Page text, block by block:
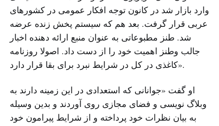
وارد بازار شد در کانون توجه افکار عمومی در کشورهای
عربی قرار گرفت. بعد هم که سیستم پخش زنده عرضه
شد. طنز مطبوعاتی به عنوان منبع ارائه دهنده اخبار
جالب وطنز اهمیت خود را از دست داد. اصولا روزنامه
کاغذی در کل در شرایط نبرد برای بقا قرار دارد».
او گفت «جوانانی که استعدادی در این زمینه دارند به
وبلاگ نویسی و فضای مجازی روی آوردند و بدین وسیله
به بیان نظرات خود پرداخته و از شرایط پیرامون خود